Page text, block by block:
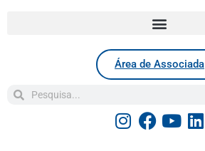
Área de Associada